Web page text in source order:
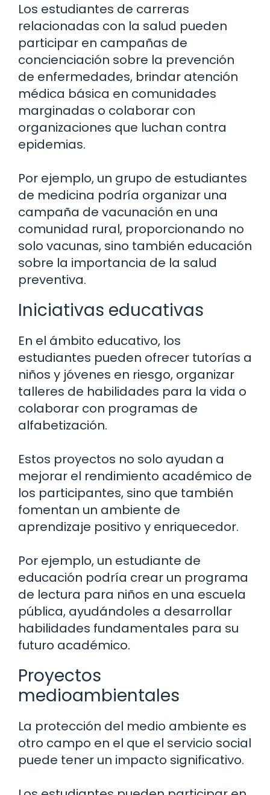
Los estudiantes de carreras
relacionadas con la salud pueden
participar en campañas de
concienciación sobre la prevención
de enfermedades, brindar atención
médica básica en comunidades
marginadas o colaborar con
organizaciones que luchan contra
epidemias.
Por ejemplo, un grupo de estudiantes
de medicina podría organizar una
campaña de vacunación en una
comunidad rural, proporcionando no
solo vacunas, sino también educación
sobre la importancia de la salud
preventiva.
Iniciativas educativas
En el ámbito educativo, los
estudiantes pueden ofrecer tutorías a
niños y jóvenes en riesgo, organizar
talleres de habilidades para la vida o
colaborar con programas de
alfabetización.
Estos proyectos no solo ayudan a
mejorar el rendimiento académico de
los participantes, sino que también
fomentan un ambiente de
aprendizaje positivo y enriquecedor.
Por ejemplo, un estudiante de
educación podría crear un programa
de lectura para niños en una escuela
pública, ayudándoles a desarrollar
habilidades fundamentales para su
futuro académico.
Proyectos
medioambientales
La protección del medio ambiente es
otro campo en el que el servicio social
puede tener un impacto significativo.